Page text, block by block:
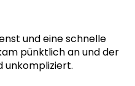
und eine schnelle
pünktlich an und der
unkompliziert.